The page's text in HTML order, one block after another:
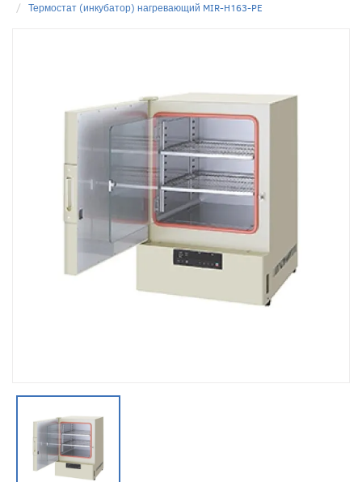
Термостат (инкубатор) нагревающий MIR-H163-PE